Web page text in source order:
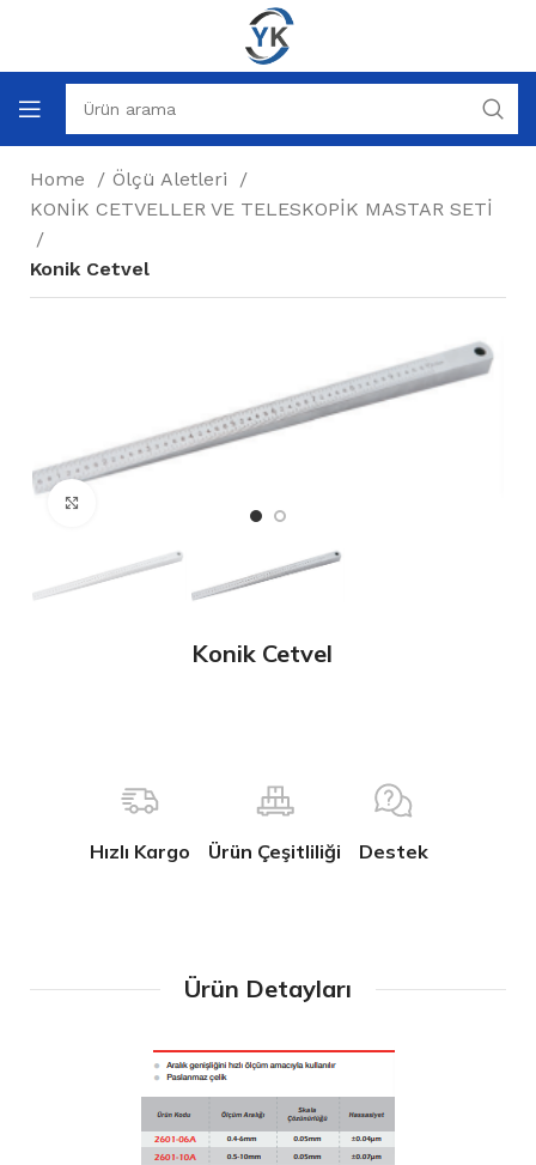
Home
Ölçü Aletleri
KONİK CETVELLER VE TELESKOPİK MASTAR SETİ
Konik Cetvel
Konik Cetvel
Hızlı Kargo Ürün Çeşitliliği Destek
Ürün Detayları